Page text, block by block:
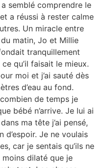
semblé comprendre le
a réussi à rester calme
Un miracle entre
matin, Jo et Millie
tranquillement
qu’il faisait le mieux.
moi et j’ai sauté dès
d’eau au fond.
de temps je
bébé n’arrive. Je lui ai
ma tête j’ai pensé,
d’espoir. Je ne voulais
car je sentais qu’ils ne
moins dilaté que je